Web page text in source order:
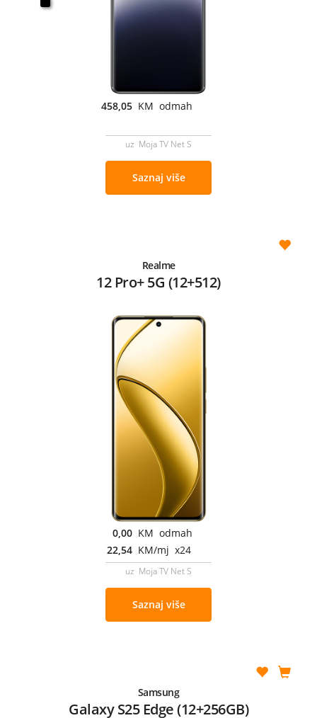
458,05 KM odmah
uz Moja TV Net S
Saznaj više
Realme
12 Pro+ 5G (12+512)
0,00 KM odmah
22,54 KM/mj x24
uz Moja TV Net S
Saznaj više
Samsung
Galaxy S25 Edge (12+256GB)